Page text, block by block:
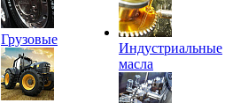
Грузовые
Индустриальные
масла